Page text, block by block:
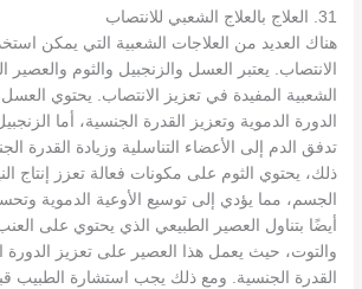
31. العلاج بالعلاج الشعبي للانتصاب
هناك العديد من العلاجات الشعبية التي يمكن
الانتصاب. يعتبر العسل والزنجبيل والثوم
الشعبية المفيدة في تعزيز الانتصاب. يحتوي
الدورة الدموية وتعزيز القدرة الجنسية، أما
تدفق الدم إلى الأعضاء التناسلية وزيادة القدرة
ذلك، يحتوي الثوم على مكونات فعالة تعزز إنتاج
الجسم، مما يؤدي إلى توسيع الأوعية الدموية
أيضًا بتناول العصير الطبيعي الذي يحتوي على
والتوت، حيث يعمل هذا العصير على تعزيز الدورة
القدرة الجنسية. ومع ذلك يجب استشارة الطبيب